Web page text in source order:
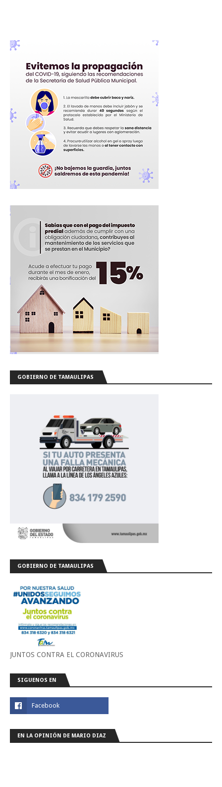
GOBIERNO DE TAMAULIPAS
GOBIERNO DE TAMAULIPAS
JUNTOS CONTRA EL CORONAVIRUS
SIGUENOS EN
EN LA OPINIÓN DE MARIO DIAZ